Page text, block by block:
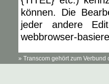
können. Die
jeder andere
webbrowser-
» Transcom gehört zum Verbund